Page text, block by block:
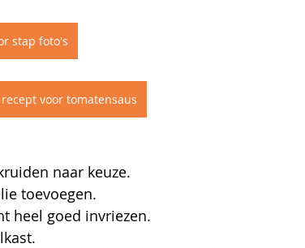
stap foto's
voor tomatensaus
naar keuze.
toevoegen.
heel goed invriezen.